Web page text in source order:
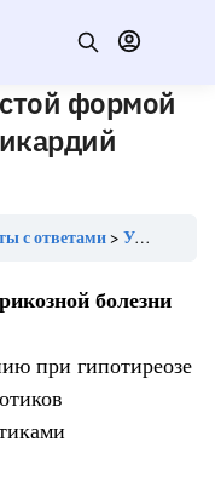
формой
с ответами Урок №5 «наиболее частой формой наджелудочковых тахикардий является»
болезни
при гипотиреозе